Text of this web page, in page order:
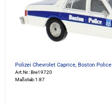
Polizei Chevrolet Caprice, Boston Police
Art.Nr.: Bre19720
Maßstab:1:87